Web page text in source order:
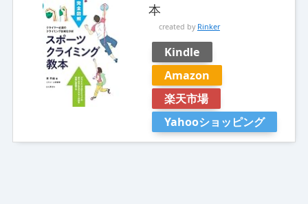
本
created by Rinker
Kindle
Amazon
楽天市場
Yahooショッピング